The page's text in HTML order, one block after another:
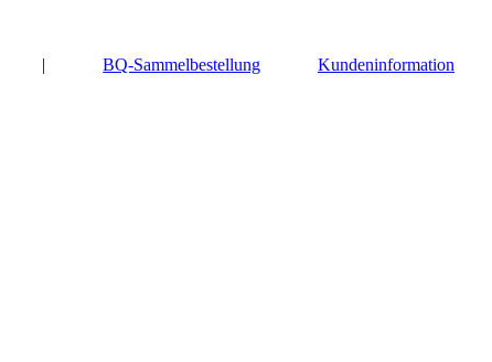
| BQ-Sammelbestellung Kundeninformation